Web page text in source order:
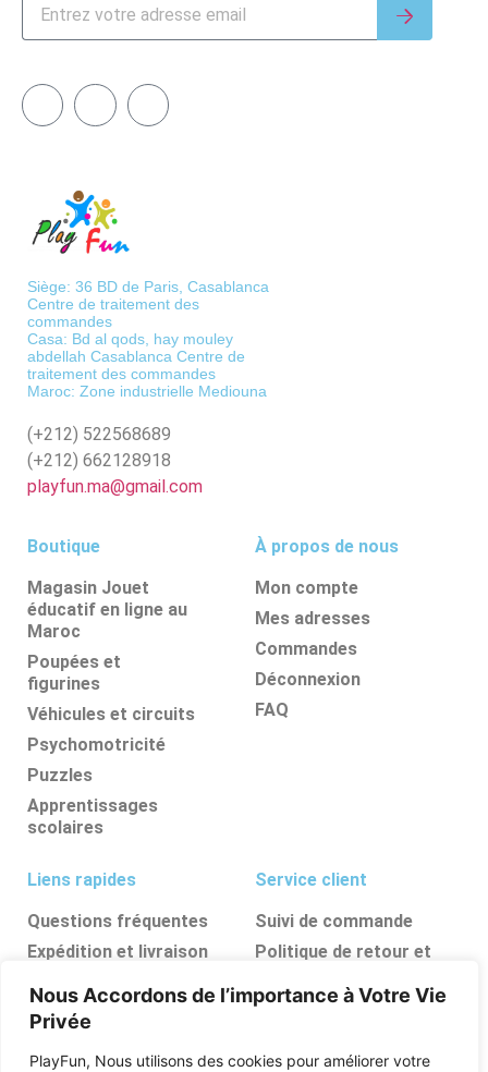
Nous Accordons de l’importance à Votre Vie
Privée
PlayFun, Nous utilisons des cookies pour améliorer votre
Siège: 36 BD de Paris, Casablanca
Centre de traitement des
commandes
Casa: Bd al qods, hay mouley
abdellah Casablanca Centre de
traitement des commandes
Maroc: Zone industrielle Mediouna
(+212) 522568689
(+212) 662128918
playfun.ma@gmail.com
Boutique
Magasin Jouet
éducatif en ligne au
Maroc
Poupées et
figurines
Véhicules et circuits
Psychomotricité
Puzzles
Apprentissages
scolaires
À propos de nous
Mon compte
Mes adresses
Commandes
Déconnexion
FAQ
Liens rapides
Questions fréquentes
Expédition et livraison
remboursements
Ressources, conseils et
astuces
Service client
Suivi de commande
Politique de retour et
FAQ